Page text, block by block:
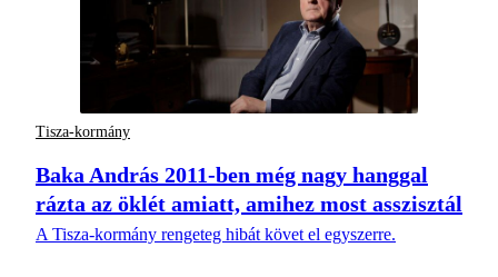
Tisza-kormány
Baka András 2011-ben még nagy hanggal
rázta az öklét amiatt, amihez most asszisztál
A Tisza-kormány rengeteg hibát követ el egyszerre.